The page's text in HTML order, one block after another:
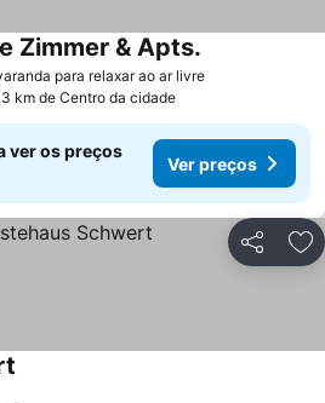
para relaxar ao ar livreVer preços
Zimmer & Apts.
km de Centro da cidade
ver os preços
Ver preços
Partilhar